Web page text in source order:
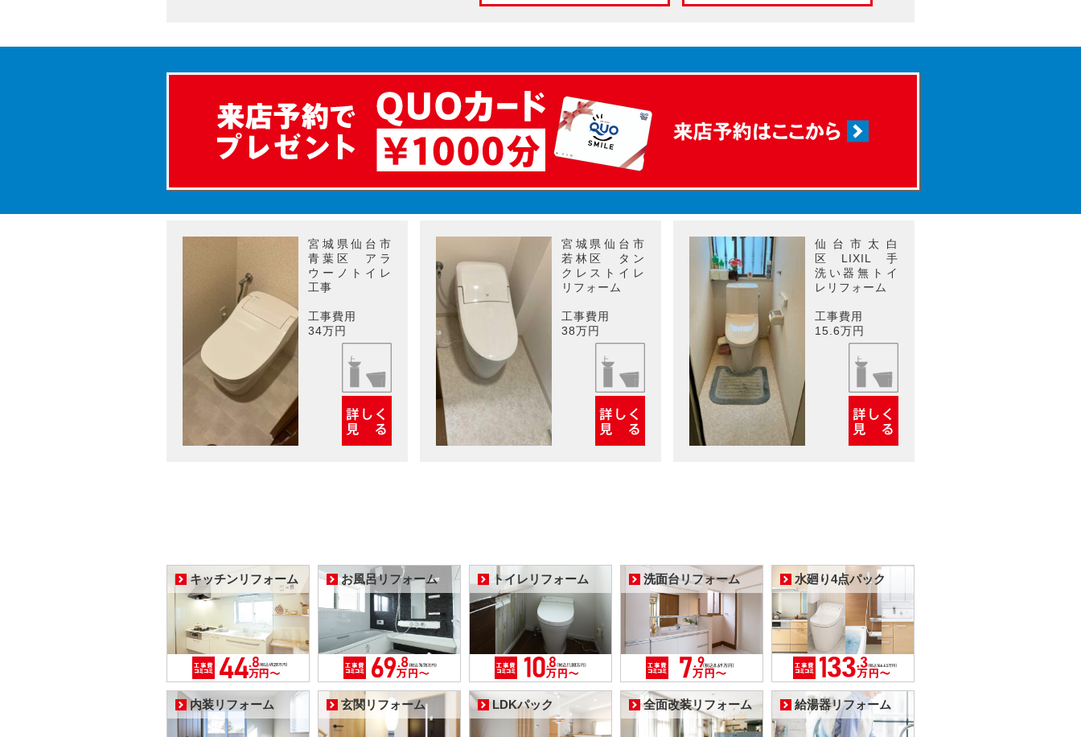
宮城県仙台市
青葉区 アラ
ウーノトイレ
工事
工事費用
34万円
宮城県仙台市
若林区 タン
クレストイレ
リフォーム
工事費用
38万円
仙台市太白
区 LIXIL 手
洗い器無トイ
レリフォーム
工事費用
15.6万円
キッチンリフォーム お風呂リフォーム トイレリフォーム 洗面台リフォーム 水廻り4点パック
内装リフォーム 玄関リフォーム LDKパック 全面改装リフォーム 給湯器リフォーム